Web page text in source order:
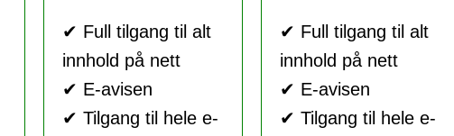
✔ Full tilgang til alt
innhold på nett
✔ E-avisen
✔ Tilgang til hele e-
✔ Full tilgang til alt
innhold på nett
✔ E-avisen
✔ Tilgang til hele e-